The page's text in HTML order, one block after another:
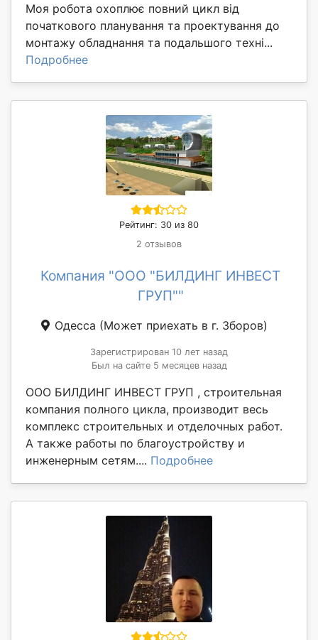
Моя робота охоплює повний цикл від
початкового планування та проектування до
монтажу обладнання та подальшого техні...
Подробнее
Рейтинг: 30 из 80
2 отзывов
Компания "ООО "БИЛДИНГ ИНВЕСТ
ГРУП""
Одесса (Может приехать в г. Зборов)
Зарегистрирован 10 лет назад
Был на сайте 5 месяцев назад
ООО БИЛДИНГ ИНВЕСТ ГРУП , строительная
компания полного цикла, производит весь
комплекс строительных и отделочных работ.
А также работы по благоустройству и
инженерным сетям.... Подробнее